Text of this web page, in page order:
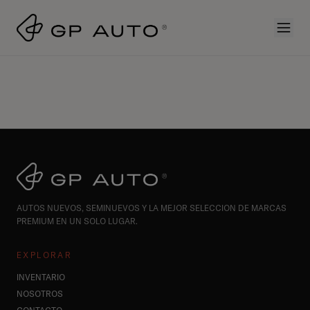
AUTOS NUEVOS, SEMINUEVOS Y LA MEJOR SELECCION DE MARCAS
PREMIUM EN UN SOLO LUGAR.
EXPLORAR
INVENTARIO
NOSOTROS